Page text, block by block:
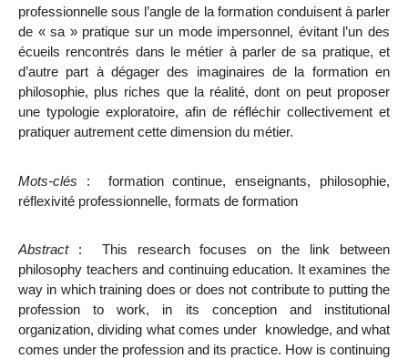
professionnelle sous l’angle de la formation conduisent à parler
de « sa » pratique sur un mode impersonnel, évitant l’un des
écueils rencontrés dans le métier à parler de sa pratique, et
d’autre part à dégager des imaginaires de la formation en
philosophie, plus riches que la réalité, dont on peut proposer
une typologie exploratoire, afin de réfléchir collectivement et
pratiquer autrement cette dimension du métier.
Mots-clés : formation continue,enseignants, philosophie,
réflexivité professionnelle, formats de formation
Abstract:
This research focuses on the link between
philosophy teachers and continuing education. It examines the
way in which training does or does not contribute to putting the
profession to work, in its conception and institutional
organization, dividing what comes under knowledge, and what
comes under the profession and its practice. How is continuing